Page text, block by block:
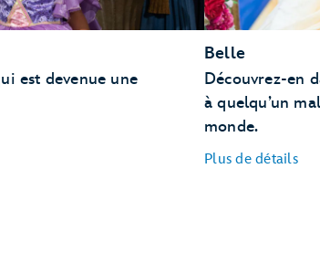
est devenue une
Belle
Découvrez-en
à quelqu’un
monde.
Plus de détails